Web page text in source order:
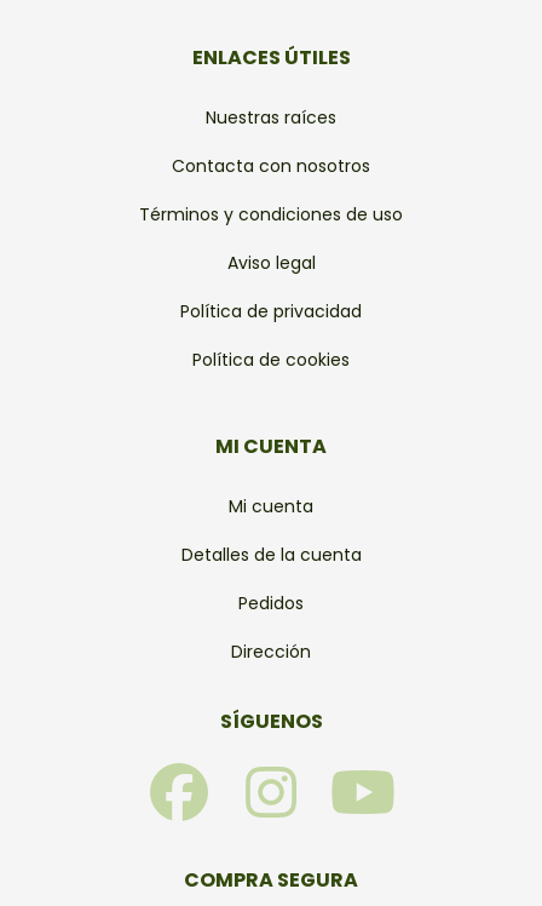
ENLACES ÚTILES
Nuestras raíces
Contacta con nosotros
Términos y condiciones de uso
Aviso legal
Política de privacidad
Política de cookies
MI CUENTA
Mi cuenta
Detalles de la cuenta
Pedidos
Dirección
SÍGUENOS
F
a
I
n
Y
COMPRA SEGURA